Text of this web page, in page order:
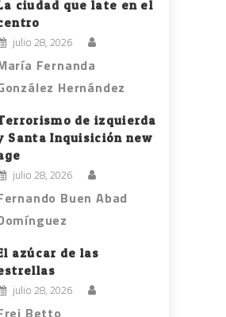
ciudad que late en el
julio 28, 2026
Fernanda
Hernández
de izquierda
Santa Inquisición new
julio 28, 2026
Buen Abad
azúcar de las
julio 28, 2026